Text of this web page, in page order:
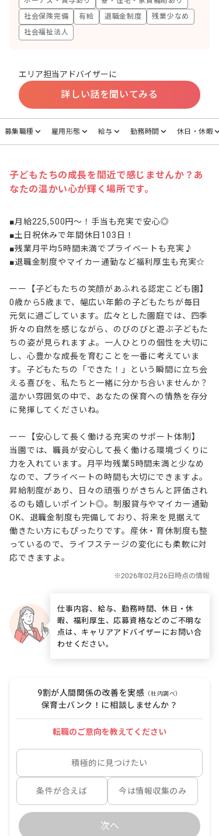
社会保険完備
有給 退職金制度
残業少なめ
社会福祉法人
エリア担当アドバイザーに
詳しい話を聞いてみる
募集職種 雇用形態 給与 勤務時間 休日・休暇
子どもたちの成長を間近で感じませんか？あ
なたの温かい心が輝く場所です。
■月給225,500円～！手当も充実で安心◎
■土日祝休みで年間休日103日！
■残業月平均5時間未満でプライベートも充実♪
■退職金制度やマイカー通勤など福利厚生も充実☆
ーー【子どもたちの笑顔があふれる認定こども園】
0歳から5歳まで、幅広い年齢の子どもたちが毎日
元気に過ごしています。広々とした園庭では、四季
折々の自然を感じながら、のびのびと遊ぶ子どもた
ちの姿が見られますよ。一人ひとりの個性を大切に
し、心豊かな成長を育むことを一番に考えていま
す。子どもたちの「できた！」という瞬間に立ち会
える喜びを、私たちと一緒に分かち合いませんか？
温かい雰囲気の中で、あなたの保育への情熱を存分
に発揮してくださいね。
ーー【安心して長く働ける充実のサポート体制】
当園では、職員が安心して長く働ける環境づくりに
力を入れています。月平均残業5時間未満と少なめ
なので、プライベートの時間も大切にできますよ。
昇給制度があり、日々の頑張りがきちんと評価され
るのも嬉しいポイント◎。制服貸与やマイカー通勤
OK、退職金制度も完備しており、将来を見据えて
働きたい方にもぴったりです。産休・育休制度も整
っているので、ライフステージの変化にも柔軟に対
応できますよ。
仕事内容、給与、勤務時間、休日・休
暇、福利厚生、応募資格などのご不明な
点は、キャリアアドバイザーにお問い合
わせください。
9割が人間関係の改善を実感 （社内調べ）
保育士バンク！に相談しませんか？
転職のご意向を教えてください
積極的に見つけたい
条件が合えば 今は情報収集のみ
次へ